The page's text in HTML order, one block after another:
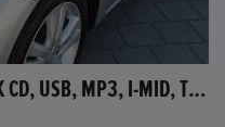
HONDA JAZZ 1.4 ELEGANCE, AHK CD, USB, MP3, I-MID, TEMPOMAT, AUX-IN